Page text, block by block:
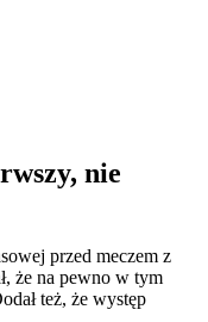
nie
przed meczem z
że na pewno w tym
też, że występ